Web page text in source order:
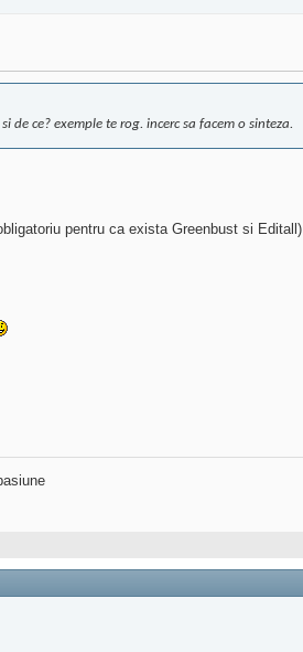
de ce? exemple te rog. incerc sa facem o sinteza.
pentru ca exista Greenbust si Editall)